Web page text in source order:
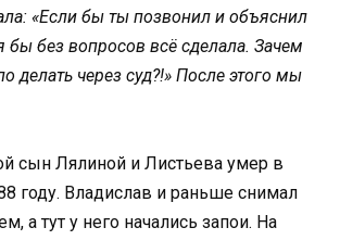
«Если бы ты позвонил и объяснил
бы без вопросов всё сделала. Зачем
делать через суд?!» После этого мы
сын Лялиной и Листьева умер в
году. Владислав и раньше снимал
а тут у него начались запои. На